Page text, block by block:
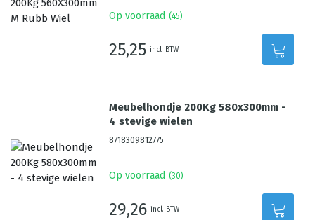
Op voorraad (45)
25,25 incl. BTW
Meubelhondje 200Kg 580x300mm -
4 stevige wielen
8718309812775
Op voorraad (30)
29,26 incl. BTW